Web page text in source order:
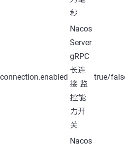
秒
Nacos
Server
gRPC
长连
接 监
控能
力开
关
true/
Nacos